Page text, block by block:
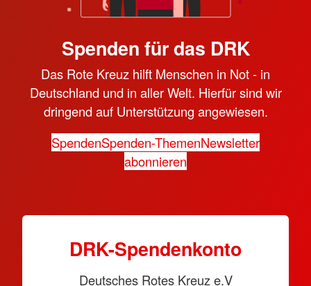
Spenden für das DRK
Das Rote Kreuz hilft Menschen in Not - in
Deutschland und in aller Welt. Hierfür sind wir
dringend auf Unterstützung angewiesen.
SpendenSpenden-ThemenNewsletter
abonnieren
DRK-Spendenkonto
Deutsches Rotes Kreuz e.V